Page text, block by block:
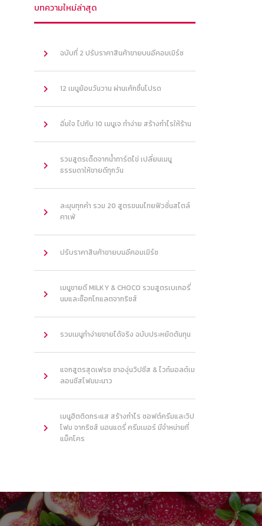
บทความใหม่ล่าสุด
ฉบับที่ 2 ปรับราคาสินค้าขายบนอีคอมเมิร์ซ
12 เมนูย้อนวันวาน ผ่านเค้กชิ้นโปรด
อิ่มใจ ไปกับ 10 เมนูเจ ทำง่าย สร้างกำไรให้ร้าน
รวมสูตรเด็ดจากน้ำทาร์ตไข่ เปลี่ยนเมนู
ธรรมดาให้ขายดีทุกวัน
ละมุนทุกคำ รวม 20 สูตรขนมไทยฟิวชั่นสไตล์
คาเฟ่
ปรับราคาสินค้าขายบนอีคอมเมิร์ซ
เมนูขายดี MILKY & CHOCO รวมสูตรเบเกอรี่
นมและช็อกโกแลตจากริชส์
รวมเมนูทำง่ายขายได้จริง ฉบับประหยัดต้นทุน
แจกสูตรสุดเฟรช ชาองุ่นวิปชีส & ไวท์มอลต์เม
ลอนชีสโฟมมะนาว
เมนูฮิตติดกระแส สร้างกำไร ซอฟต์ครีมและวิป
โฟม จากริชส์ นอนแดรี่ ครีมเมอร์ มีจำหน่ายที่
แม็คโคร